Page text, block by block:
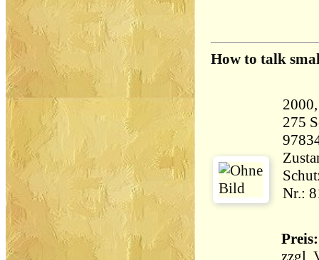
How to talk
275 Seiten
Nr.:
zzgl.